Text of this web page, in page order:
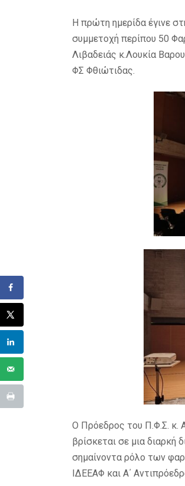
H πρώτη ημερίδα έγινε
συμμετοχή περίπου 50
Λιβαδειάς κ.Λουκία
ΦΣ Φθιώτιδας.
Ο Πρόεδρος του Π.Φ.Σ. κ.
βρίσκεται σε μια
σημαίνοντα ρόλο των
ΙΔΕΕΑΦ και Α΄